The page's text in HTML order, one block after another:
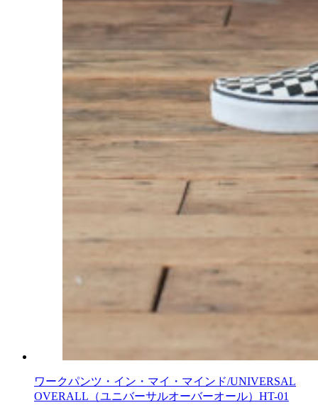
ワークパンツ・イン・マイ・マインド/UNIVERSAL
OVERALL（ユニバーサルオーバーオール）HT-01